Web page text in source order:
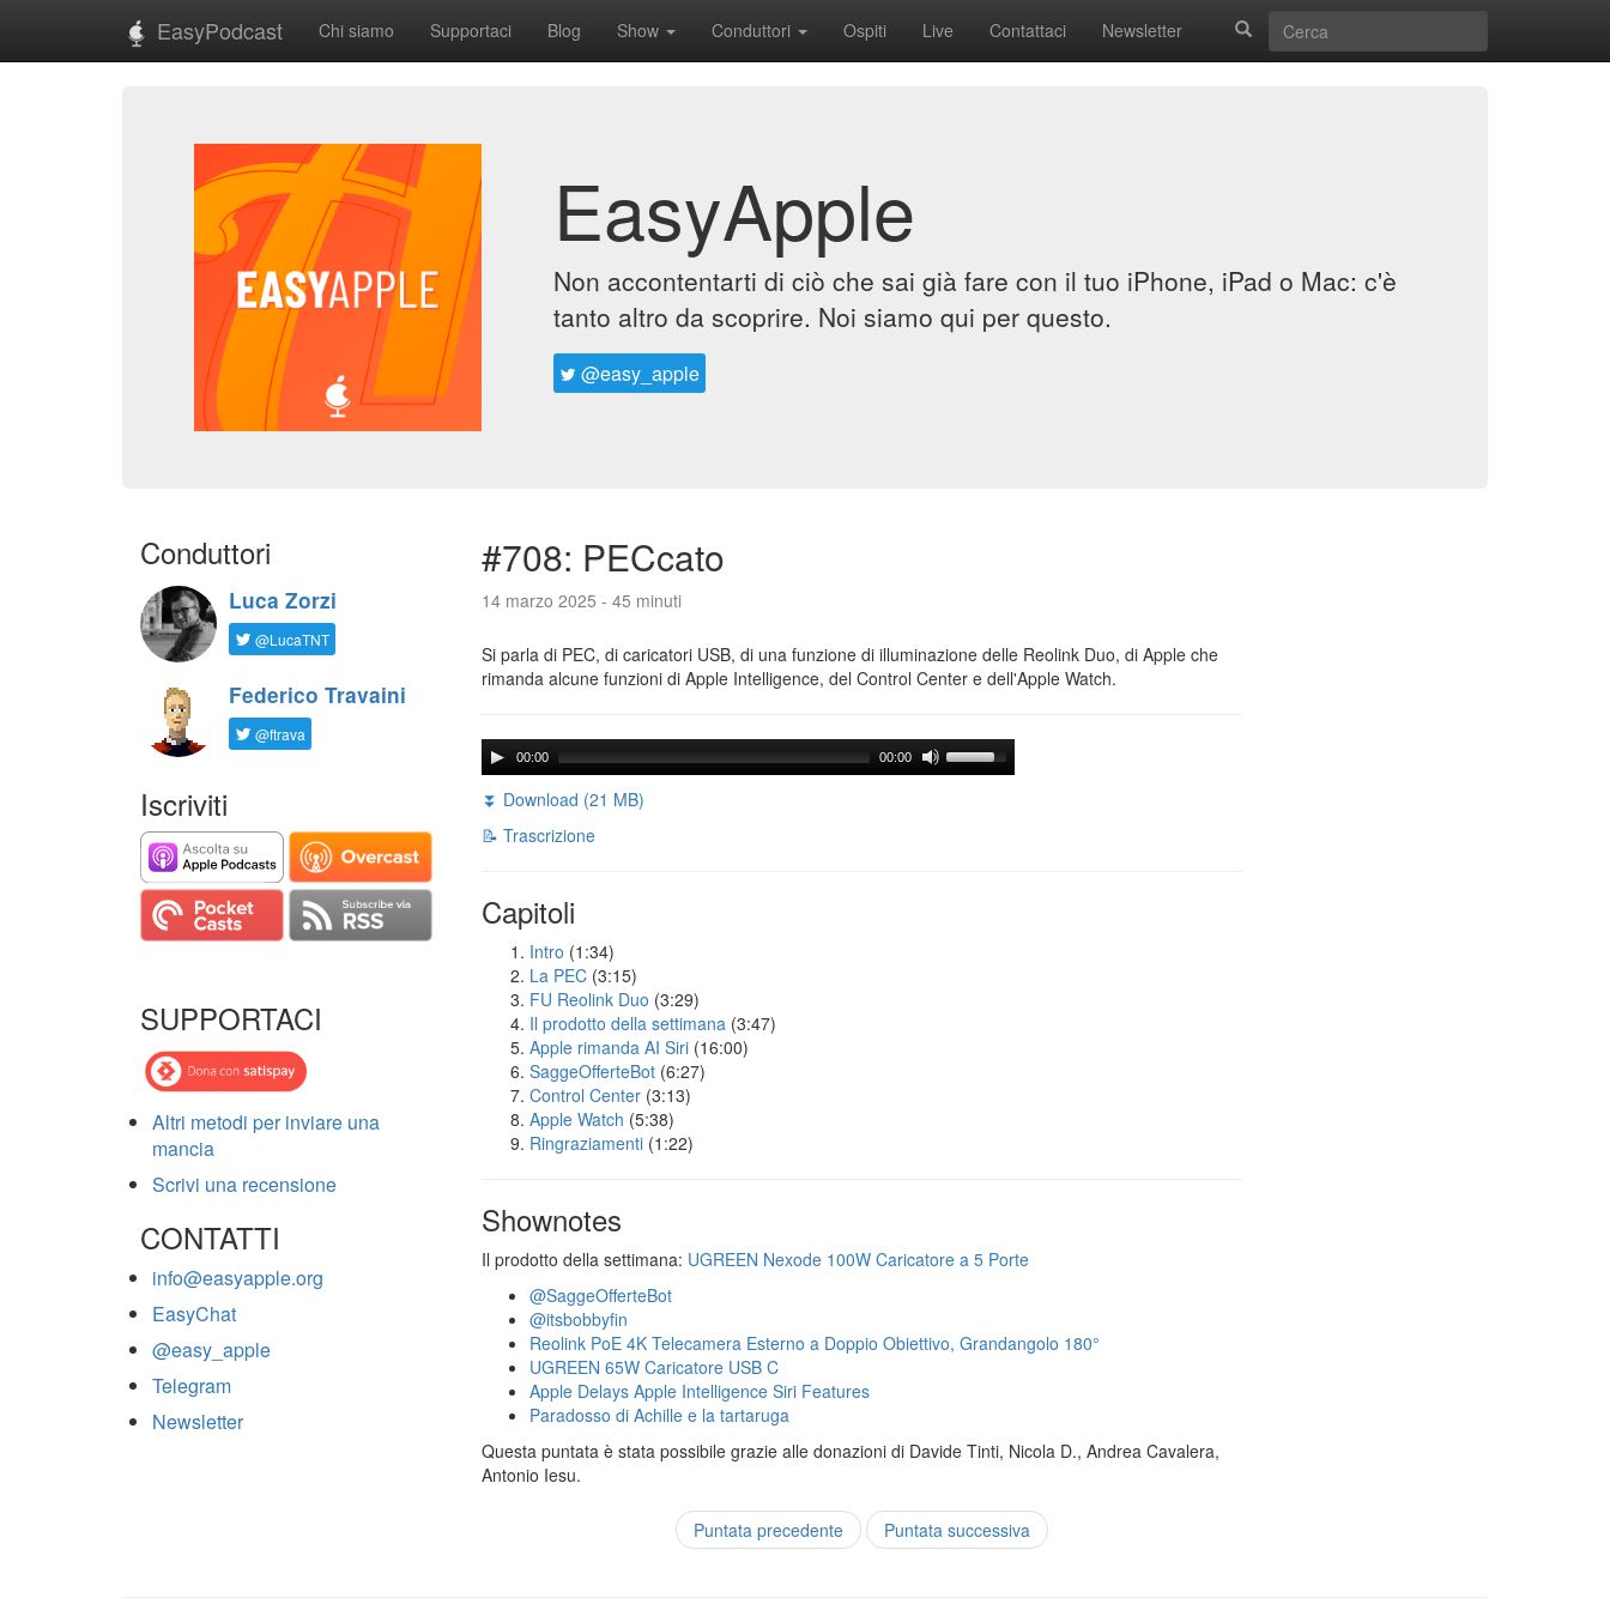
EasyPodcast Chi siamo Supportaci Blog Show Conduttori Ospiti Live Contattaci Newsletter
EasyApple
Non accontentarti di ciò che sai già fare con il tuo iPhone, iPad o Mac: c'è
tanto altro da scoprire. Noi siamo qui per questo.
@easy_apple
Conduttori
Luca Zorzi
@LucaTNT
Federico Travaini
@ftrava
Iscriviti
SUPPORTACI
Altri metodi per inviare una
mancia
Scrivi una recensione
CONTATTI
info@easyapple.org
EasyChat
@easy_apple
Telegram
Newsletter
#708: PECcato
14 marzo 2025 - 45 minuti
Si parla di PEC, di caricatori USB, di una funzione di illuminazione delle Reolink Duo, di Apple che
rimanda alcune funzioni di Apple Intelligence, del Control Center e dell'Apple Watch.
00:00 00:00
⏬ Download (21 MB)
📝 Trascrizione
Capitoli
Intro (1:34)
La PEC (3:15)
FU Reolink Duo (3:29)
Il prodotto della settimana (3:47)
Apple rimanda AI Siri (16:00)
SaggeOfferteBot (6:27)
Control Center (3:13)
Apple Watch (5:38)
Ringraziamenti (1:22)
Shownotes
Il prodotto della settimana: UGREEN Nexode 100W Caricatore a 5 Porte
@SaggeOfferteBot
@itsbobbyfin
Reolink PoE 4K Telecamera Esterno a Doppio Obiettivo, Grandangolo 180°
UGREEN 65W Caricatore USB C
Apple Delays Apple Intelligence Siri Features
Paradosso di Achille e la tartaruga
Questa puntata è stata possibile grazie alle donazioni di Davide Tinti, Nicola D., Andrea Cavalera,
Antonio Iesu.
Puntata precedente Puntata successiva